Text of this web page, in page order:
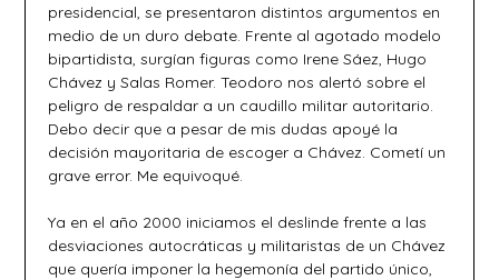
presidencial, se presentaron distintos argumentos en
medio de un duro debate. Frente al agotado modelo
bipartidista, surgían figuras como Irene Sáez, Hugo
Chávez y Salas Romer. Teodoro nos alertó sobre el
peligro de respaldar a un caudillo militar autoritario.
Debo decir que a pesar de mis dudas apoyé la
decisión mayoritaria de escoger a Chávez. Cometí un
grave error. Me equivoqué.
Ya en el año 2000 iniciamos el deslinde frente a las
desviaciones autocráticas y militaristas de un Chávez
que quería imponer la hegemonía del partido único,